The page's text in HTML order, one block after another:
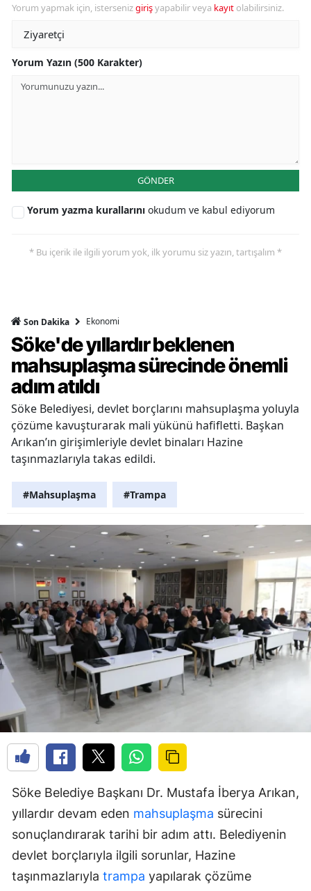
Yorum yapmak için, istersenizgirişyapabilir veya kayıt olabilirsiniz.
Yorum Yazın (500 Karakter)
GÖNDER
Yorum yazma kurallarını okudum ve kabul ediyorum
* Bu içerik ile ilgili yorum yok, ilk yorumu siz yazın, tartışalım *
Son Dakika Ekonomi
Söke'de yıllardır beklenen
mahsuplaşma sürecinde önemli
adım atıldı
Söke Belediyesi, devlet borçlarını mahsuplaşma yoluyla
çözüme kavuşturarak mali yükünü hafifletti. Başkan
Arıkan’ın girişimleriyle devlet binaları Hazine
taşınmazlarıyla takas edildi.
#Mahsuplaşma #Trampa
Söke Belediye Başkanı Dr. Mustafa İberya Arıkan,
yıllardır devam eden mahsuplaşma sürecini
sonuçlandırarak tarihi bir adım attı. Belediyenin
devlet borçlarıyla ilgili sorunlar, Hazine
taşınmazlarıyla trampa yapılarak çözüme